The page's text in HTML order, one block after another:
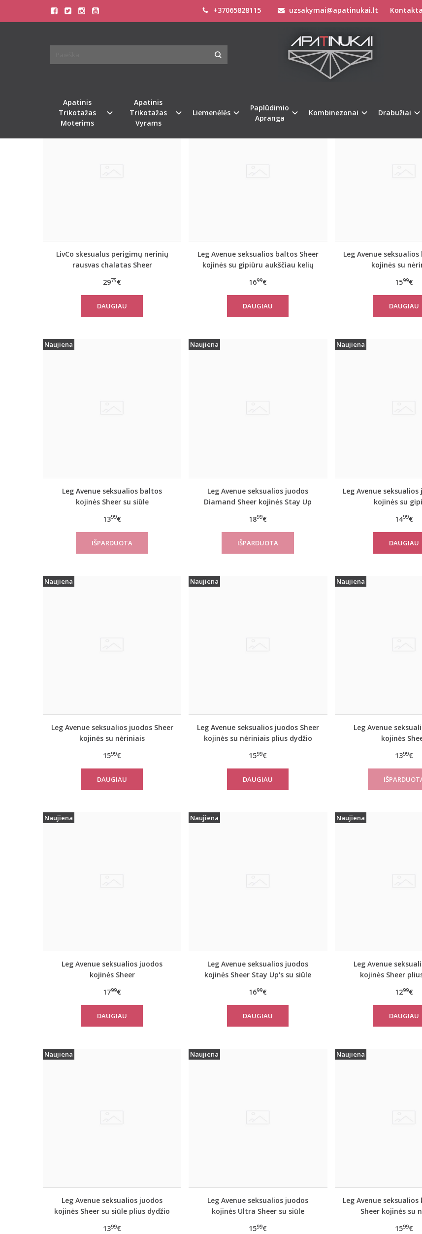
+37065828115 uzsakymai@apatinukai.lt
Apatinis
Trikotažas
Moterims
Apatinis
Trikotažas
Vyrams
Liemenėlės
Paplūdimio
Apranga
Kombinezonai Drabužiai
PREKIŲ PAIEŠKA - SHEER
Naujiena
LivCo skesualus perigimų nerinių
rausvas chalatas Sheer
2975€
DAUGIAU
Leg Avenue seksualios baltos Sheer
kojinės su gipiūru aukščiau kelių
1699€
DAUGIAU
Naujiena
Leg Avenue
kojinės su
1599€
DAUGIAU
Naujiena
Leg Avenue seksualios baltos
kojinės Sheer su siūle
1399€
Naujiena
Leg Avenue seksualios juodos
Diamand Sheer kojinės Stay Up
1899€
Naujiena
Leg Avenue seksualios
kojinės su
1499€
DAUGIAU
Naujiena
Leg Avenue seksualios juodos Sheer
kojinės su nėriniais
1599€
DAUGIAU
Naujiena
Leg Avenue seksualios juodos Sheer
kojinės su nėriniais plius dydžio
1599€
DAUGIAU
Naujiena
Leg Avenue
kojinės
1399€
Naujiena
Leg Avenue seksualios juodos
kojinės Sheer
1799€
DAUGIAU
Naujiena
Leg Avenue seksualios juodos
kojinės Sheer Stay Up's su siūle
1699€
DAUGIAU
Naujiena
Leg Avenue
kojinės Sheer
1299€
DAUGIAU
Naujiena
Leg Avenue seksualios juodos
kojinės Sheer su siūle plius dydžio
1399€
Naujiena
Leg Avenue seksualios juodos
kojinės Ultra Sheer su siūle
1599€
Naujiena
Leg Avenue
Sheer kojinės su
1599€